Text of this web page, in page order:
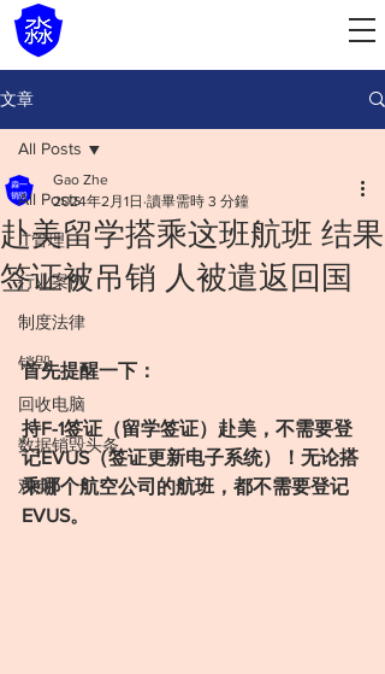
文章
All Posts
IT管理
行业案例
制度法律
销毁
回收电脑
数据销毁头条
观点
All Posts
赴美留学搭乘这班航班 结果
签证被吊销 人被遣返回国
Gao Zhe
2024年2月1日 讀畢需時 3 分鐘
首先提醒一下：
持F-1签证（留学签证）赴美，不需要登
记EVUS（签证更新电子系统）！无论搭
乘哪个航空公司的航班，都不需要登记
EVUS。